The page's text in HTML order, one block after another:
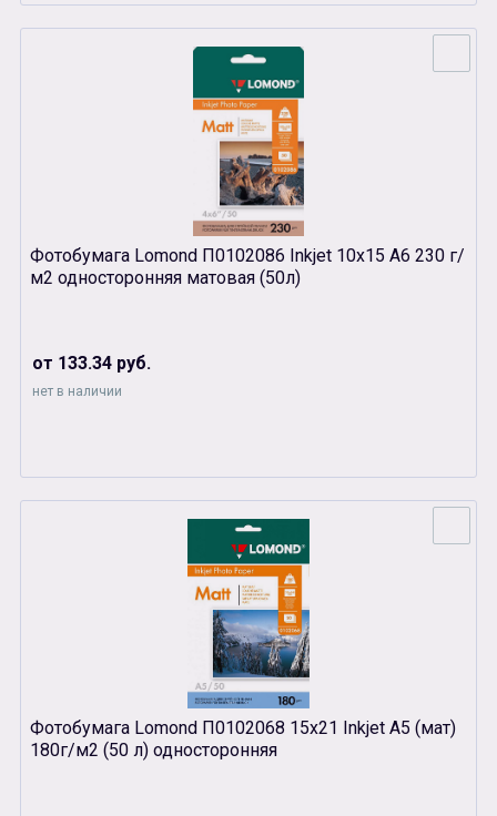
Фотобумага Lomond П0102086 Inkjet 10х15 А6 230 г/
м2 односторонняя матовая (50л)
от 133.34 руб.
нет в наличии
Фотобумага Lomond П0102068 15х21 Inkjet A5 (мат)
180г/м2 (50 л) односторонняя